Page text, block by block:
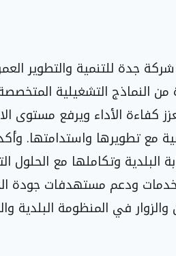
جدة للتنمية والتطوير
النماذج التشغيلية
كفاءة الأداء ويرفع مستوى
مع تطويرها واستدامتها.
وتكاملها مع الحلول
ودعم مستهدفات جودة
في المنظومة البلدية